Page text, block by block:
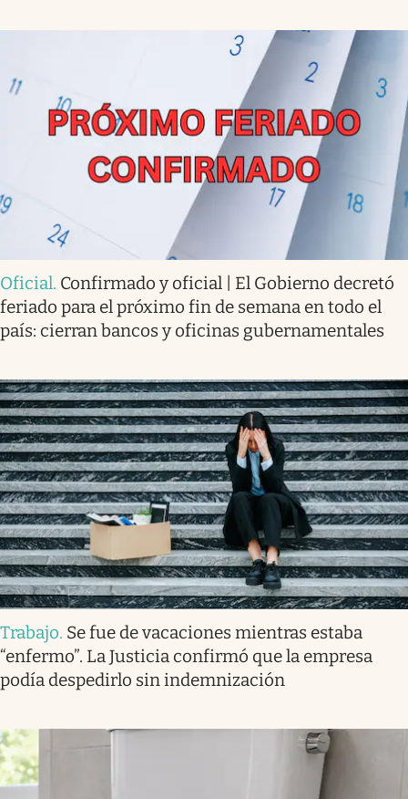
Oficial. Confirmado y oficial | El Gobierno decretó
feriado para el próximo fin de semana en todo el
país: cierran bancos y oficinas gubernamentales
Trabajo. Se fue de vacaciones mientras estaba
“enfermo”. La Justicia confirmó que la empresa
podía despedirlo sin indemnización